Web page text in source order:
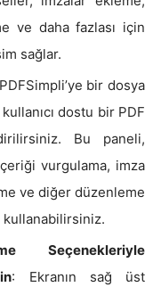
ve daha fazlası için
sağlar.
bir dosya
dostu bir PDF
Bu paneli,
vurgulama, imza
ve diğer düzenleme
Seçenekleriyle
: Ekranın sağ üst